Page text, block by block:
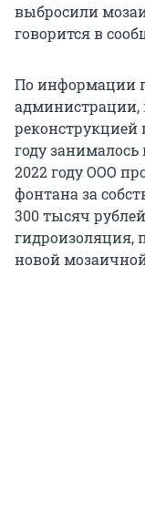
выбросили
говорится в
По информации
администрации,
реконструкцией
году занималось
2022 году ООО
фонтана за
300 тысяч
гидроизоляция,
новой